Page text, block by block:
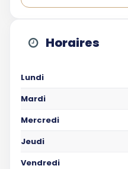
Horaires
Lundi
Mardi
Mercredi
Jeudi
Vendredi